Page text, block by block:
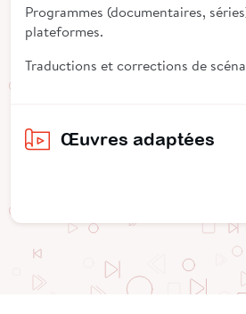
Programmes (documentaires,
plateformes.
Traductions et corrections de
Œuvres adaptées